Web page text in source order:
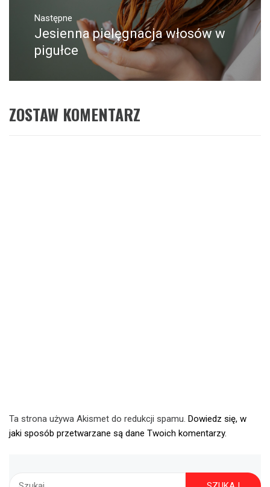
Następne
Następny
post:
Jesienna pielęgnacja włosów w
pigułce
ZOSTAW KOMENTARZ
Ta strona używa Akismet do redukcji spamu. Dowiedz się, w
jaki sposób przetwarzane są dane Twoich komentarzy.